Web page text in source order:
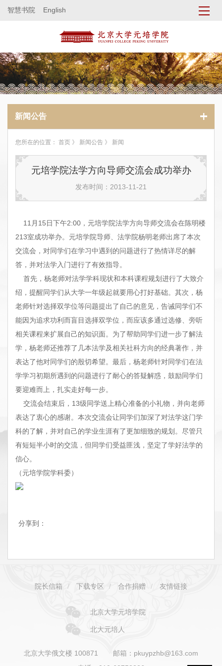
智慧书院 English
新闻公告
您所在的位置： 首页 》 新闻公告 》 新闻
元培学院法学方向导师交流会成功举办
发布时间：2013-11-21
11月15日下午2:00，元培学院法学方向导师交流会在陈明楼
213室成功举办。元培学院导师、法学院杨明老师出席了本次
交流会，对同学们在学习中遇到的问题进行了热情详尽的解
答，并对法学入门进行了有效指导。
首先，杨老师对法学学科现状和本科课程规划进行了大致介
绍，提醒同学们从大学一年级起就要用心打好基础。其次，杨
老师针对选择双学位等问题提出了自己的意见，告诫同学们不
能因为追求功利而盲目选择双学位，而应该多通过选修、旁听
相关课程来扩展自己的知识面。为了帮助同学们进一步了解法
学，杨老师还推荐了几本法学及相关社科方向的经典著作，并
表达了他对同学们的殷切希望。最后，杨老师针对同学们在法
学学习初期所遇到的问题进行了耐心的答疑解惑，鼓励同学们
要迎难而上，扎实走好每一步。
交流会结束后，13级同学送上精心准备的小礼物，并向老师
表达了衷心的感谢。本次交流会让同学们加深了对法学这门学
科的了解，并对自己的学业生涯有了更加细致的规划。尽管只
有短短半小时的交流，但同学们受益匪浅，坚定了学好法学的
信心。
（元培学院学科委）
分享到：
院长信箱 / 下载专区 / 合作捐赠 / 友情链接
北京大学元培学院
北大元培人
北京大学俄文楼 100871
邮箱：pkuypzhb@163.com